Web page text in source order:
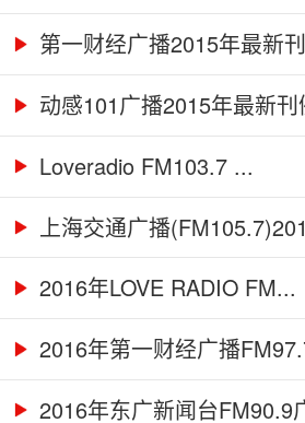
第一财经广播2015年最新
动感101广播2015年最新
Loveradio FM103.7 ...
上海交通广播
2016年LOVE RADIO FM...
2016年第一财经广播
2016年东广新闻台FM90.9